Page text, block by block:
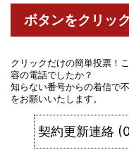
ボタンをクリッ
クリックだけの簡単投票！
容の電話でしたか？
知らない番号からの着信で
をお願いいたします。
契約更新連絡 (